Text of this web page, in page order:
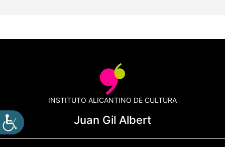
INSTITUTO ALICANTINO DE CULTURA
Juan Gil Albert